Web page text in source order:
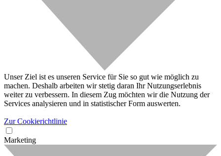
Unser Ziel ist es unseren Service für Sie so gut wie möglich zu
machen. Deshalb arbeiten wir stetig daran Ihr Nutzungserlebnis
weiter zu verbessern. In diesem Zug möchten wir die Nutzung der
Services analysieren und in statistischer Form auswerten.
Zur Cookierichtlinie
Marketing